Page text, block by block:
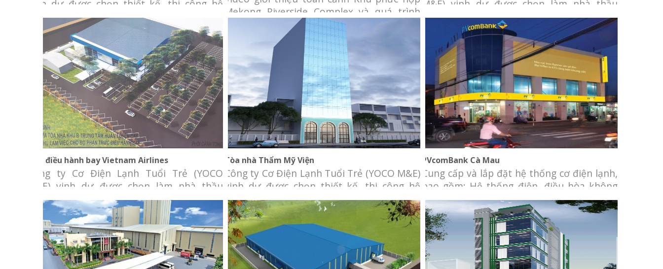
vinh dự được chọn thiết kế, thi công hệ
thống cơ điện lạnh cho tòa nhà Văn phòng
Suntek. Chủ đầu tư: Công ty Cổ phần
Suntek. Địa điểm: khu Sala, TP. Thủ Đức.
Hạng mục: Thiết kế và thi công hệ thống cơ
điện lạnh, bao
Mekong Riverside Complex và quá trình
hình thành, phát triển của ngân hàng BIDV
tại Campuchia. Đây được chọn là công trình
có kiến trúc tiêu biểu 2016 tại Campuchia.
Chủ đầu tư: Ngân hàng Đầu tư và Phát
triển Campuchia (BIDC) Địa điểm: quận
Neamchey,
M&E) vinh dự được chọn làm nhà thầu
cung cấp và lắp đặt hệ thống cơ điện lạnh
cho Trung tâm đào tạo thang máy Kone.
KONE, Tập đoàn dẫn đầu trong ngành
thang máy và thang cuốn toàn cầu. Dự án
là sự hợp tác giữa KONE Việt Nam
Nhà điều hành bay Vietnam Airlines
Nhà điều hành bay Vietnam Airlines
Công ty Cơ Điện Lạnh Tuổi Trẻ (YOCO
M&E) vinh dự được chọn làm nhà thầu
cung cấp và lắp đặt hệ thống Máy lạnh
trung tâm VRF và thông gió cho dự án nhà
điều hành bay Vietnam Airlines. Chủ đầu
tư: Tổng công ty hàng không Việt Nam Địa
điểm: 117 Hồng Hà, phường 2,
Tòa nhà Thẩm Mỹ Viện
Tòa nhà Thẩm Mỹ Viện
Công ty Cơ Điện Lạnh Tuổi Trẻ (YOCO M&E)
vinh dự được chọn thiết kế, thi công hệ
thống cơ điện lạnh cho tòa nhà Thẩm mỹ
viện. Chủ đầu tư: Thẩm mỹ viện. Địa điểm:
Nguyễn Biểu, Phường 1, Quận 5, TP. HCM.
Hạng mục: Thiết kế và thi công hệ thống cơ
điện lạnh, bao
PVcomBank Cà Mau
PVcomBank Cà Mau
Cung cấp và lắp đặt hệ thống cơ điện lạnh,
bao gồm: Hệ thống điện, điều hòa không
khí và thông gió, hệ thống data, telephone,
hệ thống camera, báo động, báo cháy.